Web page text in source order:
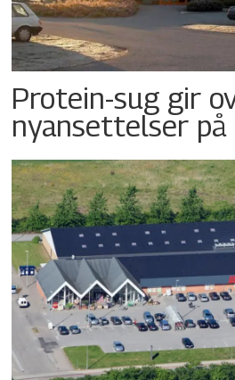
Protein-sug gir
nyansettelser på